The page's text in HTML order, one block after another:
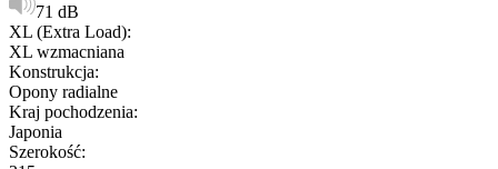
71 dB
XL (Extra Load):
XL wzmacniana
Konstrukcja:
Opony radialne
Kraj pochodzenia:
Japonia
Szerokość: